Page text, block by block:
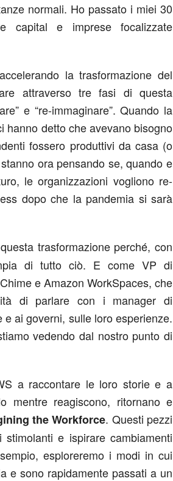
normali. Ho passato i miei 30
capital e imprese focalizzate
la trasformazione del
attraverso tre fasi di questa
e “re-immaginare”. Quando la
hanno detto che avevano bisogno
fossero produttivi da casa (o
ora pensando se, quando e
le organizzazioni vogliono re-
dopo che la pandemia si sarà
trasformazione perché, con
di tutto ciò. E come VP di
e Amazon WorkSpaces, che
di parlare con i manager di
ai governi, sulle loro esperienze.
vedendo dal nostro punto di
a raccontare le loro storie e a
mentre reagiscono, ritornano e
the Workforce. Questi pezzi
e ispirare cambiamenti
esploreremo i modi in cui
e sono rapidamente passati a un